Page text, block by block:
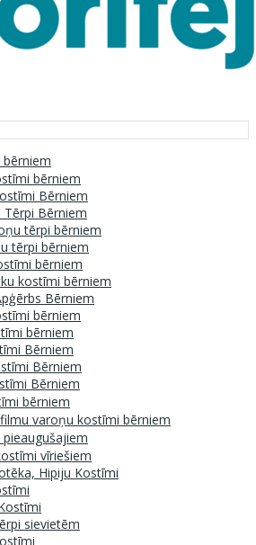
bērniem
Bērniem
Tērpi Bērniem
tērpi bērniem
tērpi bērniem
bērniem
kostīmi bērniem
Bērniem
bērniem
bērniem
Bērniem
Bērniem
Bērniem
bērniem
varoņu kostīmi bērniem
vīriešiem
Hipiju Kostīmi
sievietēm